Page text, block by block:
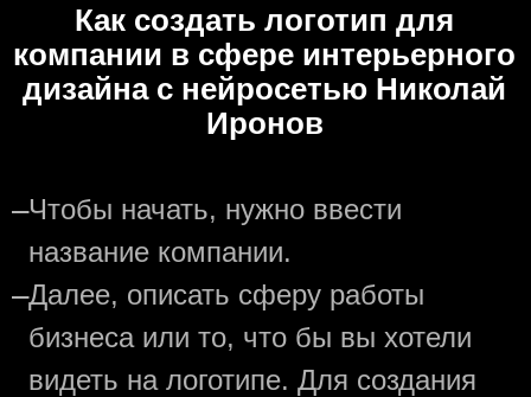
Как создать логотип для
компании в сфере интерьерного
дизайна с нейросетью Николай
Иронов
—Чтобы начать, нужно ввести
название компании.
—Далее, описать сферу работы
бизнеса или то, что бы вы хотели
видеть на логотипе. Для создания